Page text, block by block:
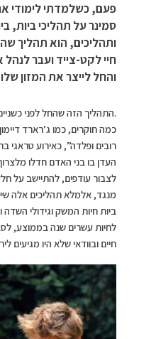
פעם, כשלמדתי לימודי
סמינר על תהליכי ביות,
ותהליכים, הוא תהליך
חיי לקט-צייד ועבר
והחל לייצר את המזון
.התהליך הזה שהחל לפני
כמה חוקרים, כמו ג’רארד
רובים ופלדה”, כאירוע טראגי
העדן בו בני האדם חדלו
לצבור עודפים, להתיישב על
מנגד, אלמלא תהליכים אלה
ביות חיות המשק וגידולי
לחיות עשרים שנה בממוצע,
חיים ובוודאי שלא היו מגיעים